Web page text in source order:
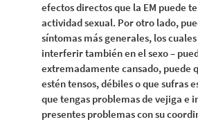
efectos directos que la EM puede
actividad sexual. Por otro lado,
síntomas más generales, los
interferir también en el sexo –
extremadamente cansado, puede
estén tensos, débiles o que sufras
que tengas problemas de vejiga e
presentes problemas con su